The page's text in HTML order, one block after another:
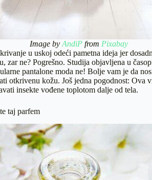
Image byAndiP from Pixabay
u uskoj odeći pametna ideja jer
zar ne? Pogrešno. Studija objavljena u
pantalone moda ne! Bolje vam je da
otkrivenu kožu. Još jedna pogodnost: Ova
insekte vođene toplotom dalje od tela.
taj parfem